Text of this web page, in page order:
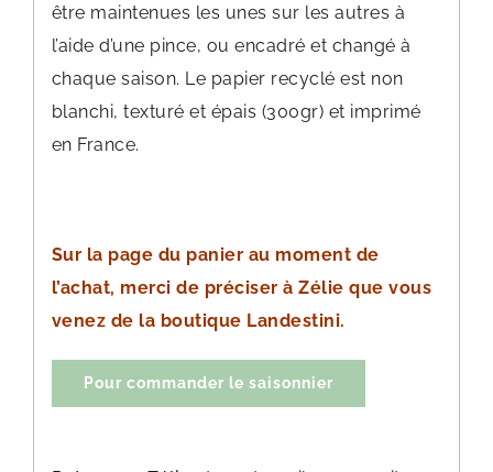
être maintenues les unes sur les autres à
l’aide d’une pince, ou encadré et changé à
chaque saison. Le papier recyclé est non
blanchi, texturé et épais (300gr) et imprimé
en France.
Sur la page du panier au moment de
l’achat, merci de préciser à Zélie que vous
venez de la boutique Landestini.
Pour commander le saisonnier